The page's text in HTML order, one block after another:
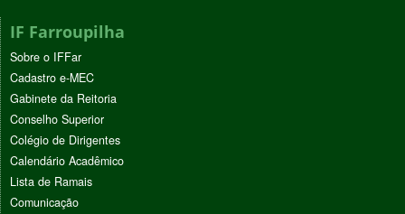
IF Farroupilha
Sobre o IFFar
Cadastro e-MEC
Gabinete da Reitoria
Conselho Superior
Colégio de Dirigentes
Calendário Acadêmico
Lista de Ramais
Comunicação